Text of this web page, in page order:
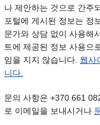
나 제안하는 것으로 간주
포털에 게시된 정보는 정
문가와 상담 없이 사용해
트에 제공된 정보 사용으
임을 지지 않습니다. 웹사
니다.
문의 사항은 +370 661
로 이메일을 보내시거나